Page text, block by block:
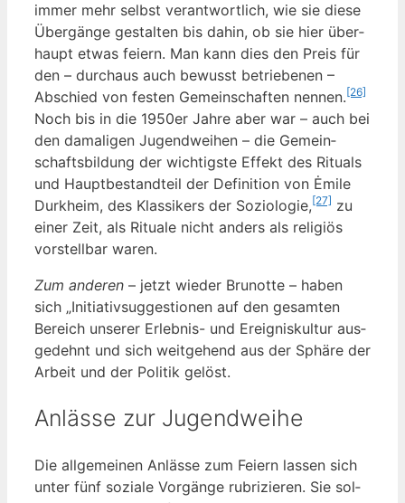
immer mehr selbst ver­ant­wort­lich, wie sie die­se
Über­gän­ge gestal­ten bis dahin, ob sie hier über­
haupt etwas fei­ern. Man kann dies den Preis für
den – durch­aus auch bewusst betrie­be­nen –
Abschied von fes­ten Gemein­schaf­ten nen­nen.[26]
Noch bis in die 1950er Jah­re aber war – auch bei
den dama­li­gen Jugend­wei­hen – die Gemein­
schafts­bil­dung der wich­tigs­te Effekt des Ritu­als
und Haupt­be­stand­teil der Defi­ni­ti­on von Ėmi­le
Durk­heim, des Klas­si­kers der Sozio­lo­gie,[27] zu
einer Zeit, als Ritua­le nicht anders als reli­gi­ös
vor­stell­bar waren.
Zum ande­ren – jetzt wie­der Bru­not­te – haben
sich „Initia­tiv­sug­ges­tio­nen auf den gesam­ten
Bereich unse­rer Erleb­nis- und Ereig­nis­kul­tur aus­
ge­dehnt und sich weit­ge­hend aus der Sphä­re der
Arbeit und der Poli­tik gelöst.
Anlässe zur Jugendweihe
Die all­ge­mei­nen Anläs­se zum Fei­ern las­sen sich
unter fünf sozia­le Vor­gän­ge rubri­zie­ren. Sie sol­